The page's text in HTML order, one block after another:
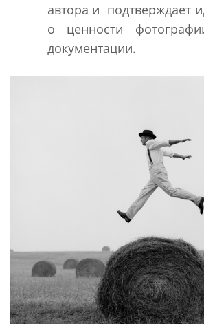
автора и подтверждает
о ценности
документации.